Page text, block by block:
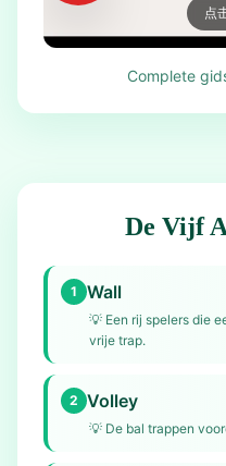
点
Complete
De Vijf
1 Wall
💡 Een rij spelers die
vrije trap.
2 Volley
💡 De bal trappen